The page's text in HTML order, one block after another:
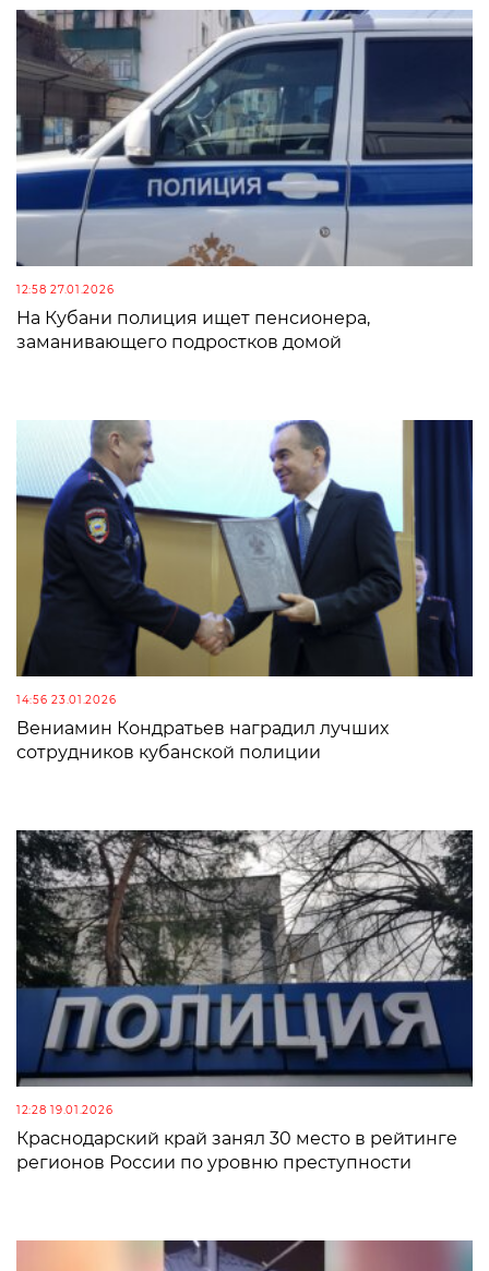
12:58 27.01.2026
На Кубани полиция ищет пенсионера,
заманивающего подростков домой
14:56 23.01.2026
Вениамин Кондратьев наградил лучших
сотрудников кубанской полиции
12:28 19.01.2026
Краснодарский край занял 30 место в рейтинге
регионов России по уровню преступности